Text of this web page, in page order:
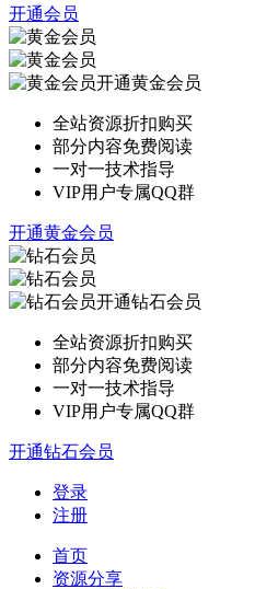
开通会员
开通黄金会员
全站资源折扣购买
部分内容免费阅读
一对一技术指导
VIP用户专属QQ群
开通黄金会员
开通钻石会员
全站资源折扣购买
部分内容免费阅读
一对一技术指导
VIP用户专属QQ群
开通钻石会员
登录
注册
首页
资源分享